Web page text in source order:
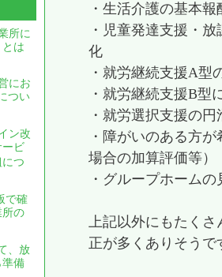
・生活介護の基本
・児童発達支援・
化
・就労継続支援A型
・就労継続支援B型
・就労選択支援の
・障がいのある方
場合の加算評価等）
・グループホーム
上記以外にもたくさ
正が多くありそうで
所に
は
にお
つい
ン改
ビ
つ
で確
の
、放
備